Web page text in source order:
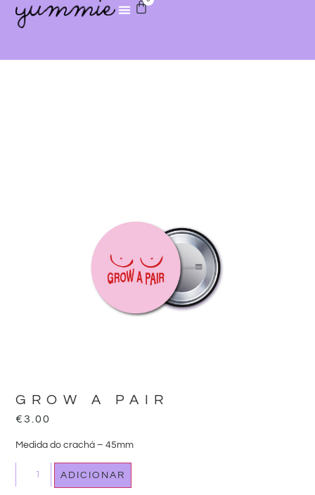
GROW A PAIR
€3.00
Medida do crachá – 45mm
ADICIONAR